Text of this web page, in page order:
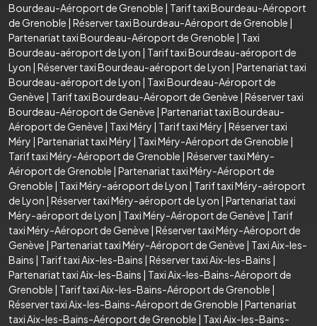
Bourdeau-Aéroport de Grenoble | Tarif taxi Bourdeau-Aéroport
de Grenoble | Réserver taxi Bourdeau-Aéroport de Grenoble |
Partenariat taxi Bourdeau-Aéroport de Grenoble | Taxi
Bourdeau-aéroport de Lyon | Tarif taxi Bourdeau-aéroport de
Lyon | Réserver taxi Bourdeau-aéroport de Lyon | Partenariat taxi
Bourdeau-aéroport de Lyon | Taxi Bourdeau-Aéroport de
Genève | Tarif taxi Bourdeau-Aéroport de Genève | Réserver taxi
Bourdeau-Aéroport de Genève | Partenariat taxi Bourdeau-
Aéroport de Genève | Taxi Méry | Tarif taxi Méry | Réserver taxi
Méry | Partenariat taxi Méry | Taxi Méry-Aéroport de Grenoble |
Tarif taxi Méry-Aéroport de Grenoble | Réserver taxi Méry-
Aéroport de Grenoble | Partenariat taxi Méry-Aéroport de
Grenoble | Taxi Méry-aéroport de Lyon | Tarif taxi Méry-aéroport
de Lyon | Réserver taxi Méry-aéroport de Lyon | Partenariat taxi
Méry-aéroport de Lyon | Taxi Méry-Aéroport de Genève | Tarif
taxi Méry-Aéroport de Genève | Réserver taxi Méry-Aéroport de
Genève | Partenariat taxi Méry-Aéroport de Genève | Taxi Aix-les-
Bains | Tarif taxi Aix-les-Bains | Réserver taxi Aix-les-Bains |
Partenariat taxi Aix-les-Bains | Taxi Aix-les-Bains-Aéroport de
Grenoble | Tarif taxi Aix-les-Bains-Aéroport de Grenoble |
Réserver taxi Aix-les-Bains-Aéroport de Grenoble | Partenariat
taxi Aix-les-Bains-Aéroport de Grenoble | Taxi Aix-les-Bains-